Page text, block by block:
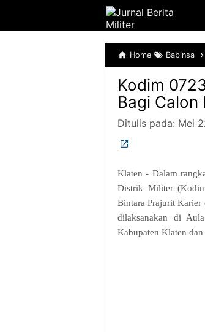
Home Babinsa
Kodim
Bagi Calon
Ditulis pada: Mei
Klaten - Dalam
Distrik Militer
Bintara Prajurit Karier
dilaksanakan di
Kabupaten Klaten